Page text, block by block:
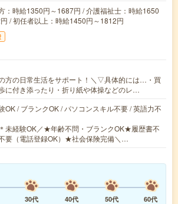
：時給1350円～1687円 / 介護福祉士：時給1650
/ 初任者以上：時給1450円～1812円
方の日常生活をサポート！＼▽具体的には…・買
に付き添ったり・折り紙や体操などのレ…
OK / ブランクOK / パソコンスキル不要 / 英語力不
未経験OK／★年齢不問・ブランクOK★履歴書不
要（電話登録OK）★社会保険完備＼…
30代 40代 50代
60代